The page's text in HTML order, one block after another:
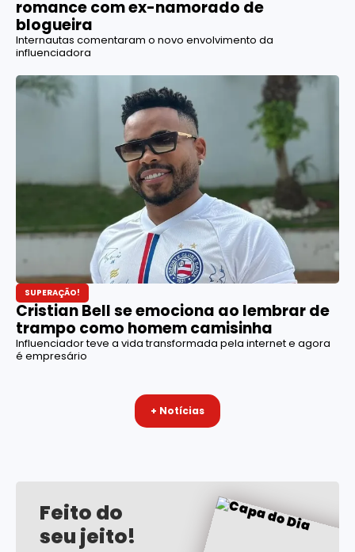
romance com ex-namorado de
blogueira
Internautas comentaram o novo envolvimento da
influenciadora
SUPERAÇÃO!
Cristian Bell se emociona ao lembrar de
trampo como homem camisinha
Influenciador teve a vida transformada pela internet e agora
é empresário
+ Notícias
Feito do
seu jeito!